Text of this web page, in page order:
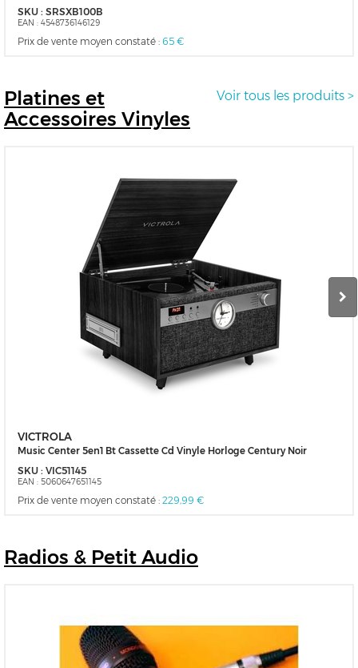
SKU : SRSXB100B
EAN : 4548736146129
Prix de vente moyen constaté : 65 €
Voir tous les produits >
Platines et
Accessoires Vinyles
VICTROLA
Music Center 5en1 Bt Cassette Cd Vinyle Horloge Century Noir
SKU : VIC51145
EAN : 5060647651145
Prix de vente moyen constaté : 229,99 €
Radios & Petit Audio